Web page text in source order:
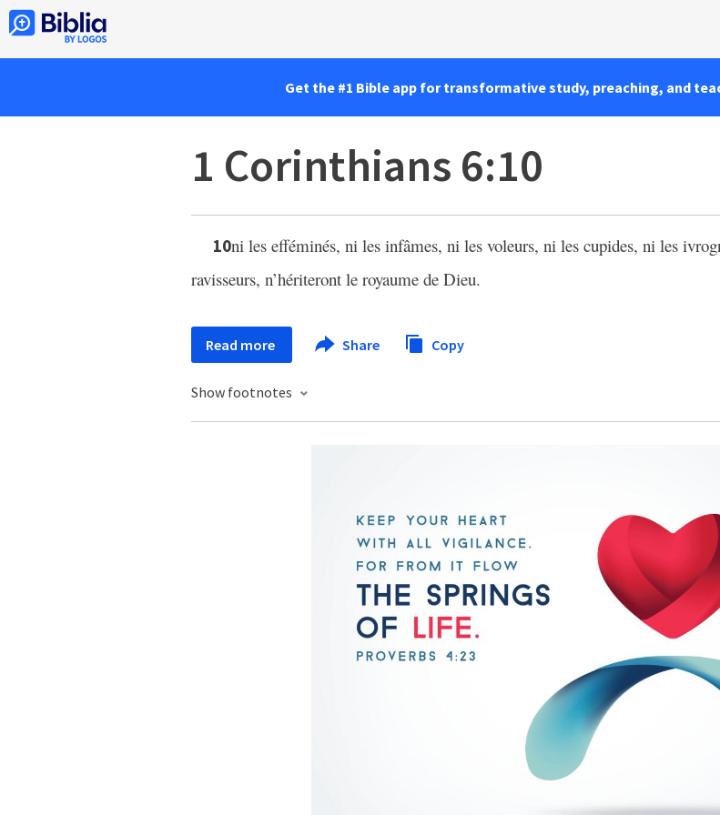
Get the #1 Bible app for transformative study, preaching, and
1 Corinthians 6:10
10ni les efféminés, ni les infâmes, ni les voleurs, ni les cupides, ni les
ravisseurs, n’hériteront le royaume de Dieu.
Read more Share Copy
Show footnotes